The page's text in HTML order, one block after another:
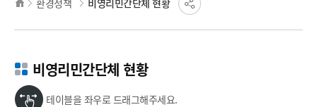
환경정책 비영리민간단체 현황
비영리민간단체 현황
테이블을 좌우로 드래그해주세요.